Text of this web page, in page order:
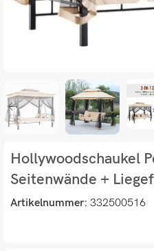
Hollywoodschaukel
Seitenwände +
Artikelnummer: 332500516